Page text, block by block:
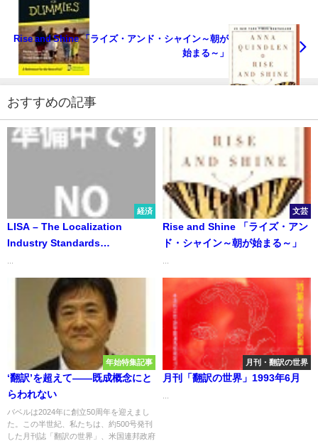
Rise and Shine 「ライズ・アンド・シャイン～朝が
始まる～」
おすすめの記事
経済
LISA – The Localization
Industry Standards
文芸
Rise and Shine 「ライズ・アン
ド・シャイン～朝が始まる～」
年始特集記事
‘翻訳’を超えて――既成概念にと
らわれない
バベルは2024年に創立50周年を迎えまし
た。この半世紀、私たちは、約500号発刊
した月刊誌「翻訳の世界」、米国連邦政府
月刊・翻訳の世界
月刊「翻訳の世界」1993年6月